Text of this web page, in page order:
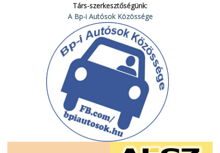
Társ-szerkesztőségünk:
A Bp-i Autósok Közössége